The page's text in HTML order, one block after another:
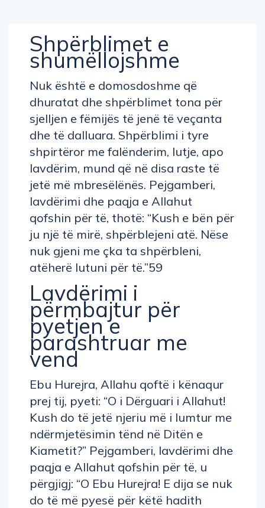
Shpërblimet e
shumëllojshme
Nuk është e domosdoshme që
dhuratat dhe shpërblimet tona për
sjelljen e fëmijës të jenë të veçanta
dhe të dalluara. Shpërblimi i tyre
shpirtëror me falënderim, lutje, apo
lavdërim, mund që në disa raste të
jetë më mbresëlënës. Pejgamberi,
lavdërimi dhe paqja e Allahut
qofshin për të, thotë: “Kush e bën për
ju një të mirë, shpërblejeni atë. Nëse
nuk gjeni me çka ta shpërbleni,
atëherë lutuni për të.”59
Lavdërimi i
përmbajtur për
pyetjen e
parashtruar me
vend
Ebu Hurejra, Allahu qoftë i kënaqur
prej tij, pyeti: “O i Dërguari i Allahut!
Kush do të jetë njeriu më i lumtur me
ndërmjetësimin tënd në Ditën e
Kiametit?” Pejgamberi, lavdërimi dhe
paqja e Allahut qofshin për të, u
përgjigj: “O Ebu Hurejra! E dija se nuk
do të më pyesë për këtë hadith